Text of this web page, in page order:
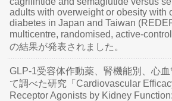
adults with overweight or obesity with
diabetes in Japan and Taiwan
multicentre, randomised, active-
の結果が発表されました。
GLP-1受容体作動薬、腎機能別、心
て調べた研究「Cardiovascular
Receptor Agonists by Kidney